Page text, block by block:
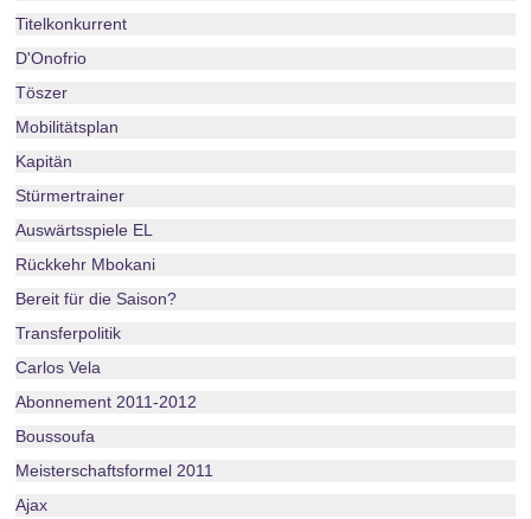
Titelkonkurrent
D'Onofrio
Töszer
Mobilitätsplan
Kapitän
Stürmertrainer
Auswärtsspiele EL
Rückkehr Mbokani
Bereit für die Saison?
Transferpolitik
Carlos Vela
Abonnement 2011-2012
Boussoufa
Meisterschaftsformel 2011
Ajax